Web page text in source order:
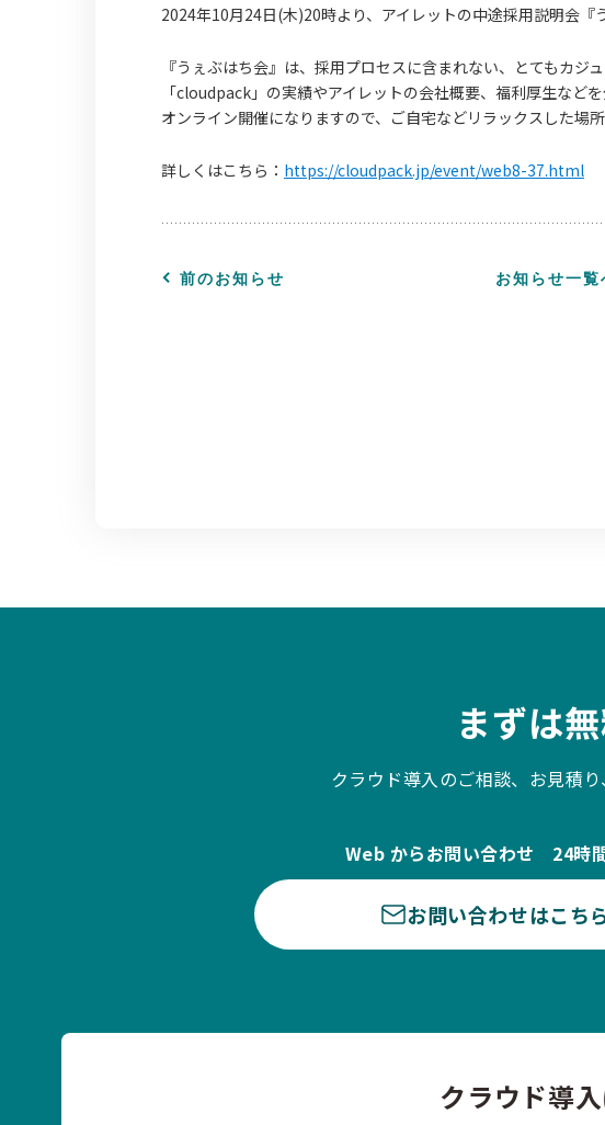
2024年10月24日(木)20時より、アイレットの中途採用説明会『
『うぇぶはち会』は、採用プロセスに含まれない、とてもカジ
「cloudpack」の実績やアイレットの会社概要、福利厚生など
オンライン開催になりますので、ご自宅などリラックスした場
詳しくはこちら： https://cloudpack.jp/event/web8-37.html
前のお知らせ お知らせ一覧
まずは
クラウド導入のご相談、お見積
Web からお問い合わせ 24時
お問い合わせはこち
クラウド導